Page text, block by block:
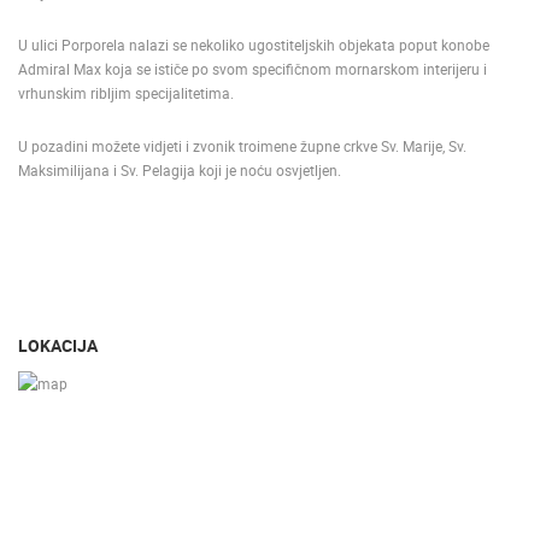
U ulici Porporela nalazi se nekoliko ugostiteljskih objekata poput konobe
Admiral Max koja se ističe po svom specifičnom mornarskom interijeru i
vrhunskim ribljim specijalitetima.
U pozadini možete vidjeti i zvonik troimene župne crkve Sv. Marije, Sv.
Maksimilijana i Sv. Pelagija koji je noću osvjetljen.
LOKACIJA